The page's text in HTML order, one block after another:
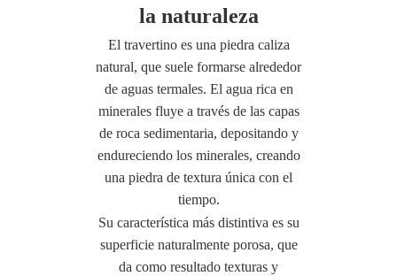
la naturaleza
El travertino es una piedra caliza
natural, que suele formarse alrededor
de aguas termales. El agua rica en
minerales fluye a través de las capas
de roca sedimentaria, depositando y
endureciendo los minerales, creando
una piedra de textura única con el
tiempo.
Su característica más distintiva es su
superficie naturalmente porosa, que
da como resultado texturas y